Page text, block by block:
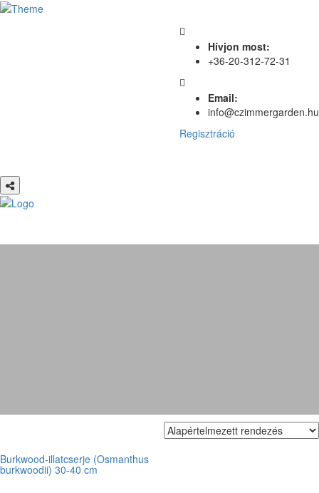
Hívjon most:
+36-20-312-72-31
Email:
info@czimmergarden.hu
Regisztráció
Burkwood-illatcserje (Osmanthus
burkwoodii) 30-40 cm